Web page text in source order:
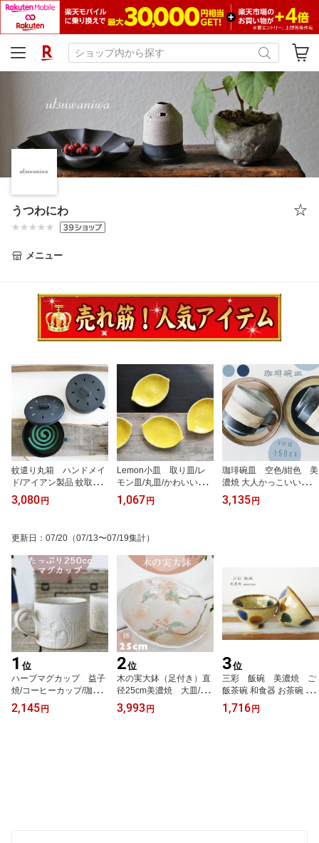
うつわにわ
メニュー
蚊遣り丸箱 ハンドメイ
ド/アイアン製品 蚊取り
グッズ 殺虫 虫退治 生活
雑貨 虫よけ便利グッズ
包装無料
3,080 円
Lemon小皿 取り皿/レ
モン皿/丸皿/かわいいお
皿/平皿/黄色食器/ラッピ
ング無料/プレゼント包装
1,067 円
珈琲碗皿 空色/紺色 美
濃焼 大人かっこいいコー
ヒーカップ ソーサー マ
グカップ マグ 青いマグ
3,135 円
更新日 ： 07/20 （07/13〜07/19集計）
1 位
ハーブマグカップ 益子
焼/コーヒーカップ/珈琲
カップ/コップ/ナチュラ
ル系/カフェオレ/可愛い
2,145 円
2位
木の実大鉢（足付き）直
径25cm美濃焼 大皿/和
柄食器/皿/メイン皿/サラ
ダボウル/パスタ皿/和食
3,993 円
3位
三彩 飯碗 美濃焼 ご
飯茶碗 和食器 お茶碗 大
きめお茶碗 おしゃれ茶碗
ごはん茶碗 お碗 ラッピ
1,716 円